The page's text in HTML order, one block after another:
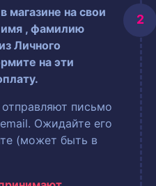
магазине на свои
имя , фамилию
Личного
на эти
письмо
Ожидайте его
(может быть в